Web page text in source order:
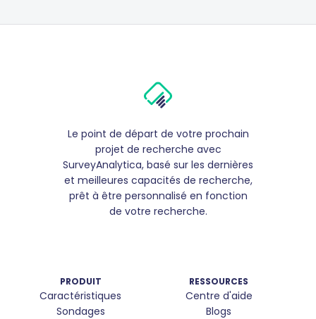
Le point de départ de votre prochain
projet de recherche avec
SurveyAnalytica, basé sur les dernières
et meilleures capacités de recherche,
prêt à être personnalisé en fonction
de votre recherche.
PRODUIT
Caractéristiques
Sondages
RESSOURCES
Centre d'aide
Blogs